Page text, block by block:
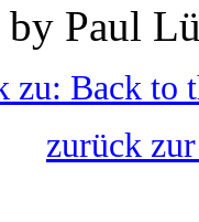
Paul
zu: Back to
zurück